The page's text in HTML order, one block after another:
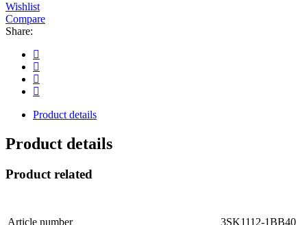
Wishlist
Compare
Share:
Product details
Product details
Product related
Article number 3SK1112-1BB40